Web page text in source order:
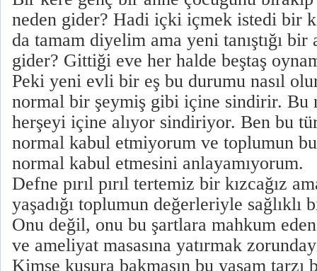
neden gider? Hadi içki içmek istedi bir
da tamam diyelim ama yeni tanıştığı bir
gider? Gittiği eve her halde beştaş
Peki yeni evli bir eş bu durumu nasıl
normal bir şeymiş gibi içine sindirir. Bu
herşeyi içine alıyor sindiriyor. Ben bu
normal kabul etmiyorum ve toplumun
normal kabul etmesini anlayamıyorum.
Defne pırıl pırıl tertemiz bir kızcağız
yaşadığı toplumun değerleriyle
Onu değil, onu bu şartlara mahkum
ve ameliyat masasına yatırmak
Kimse kusura bakmasın bu yaşam tarzı